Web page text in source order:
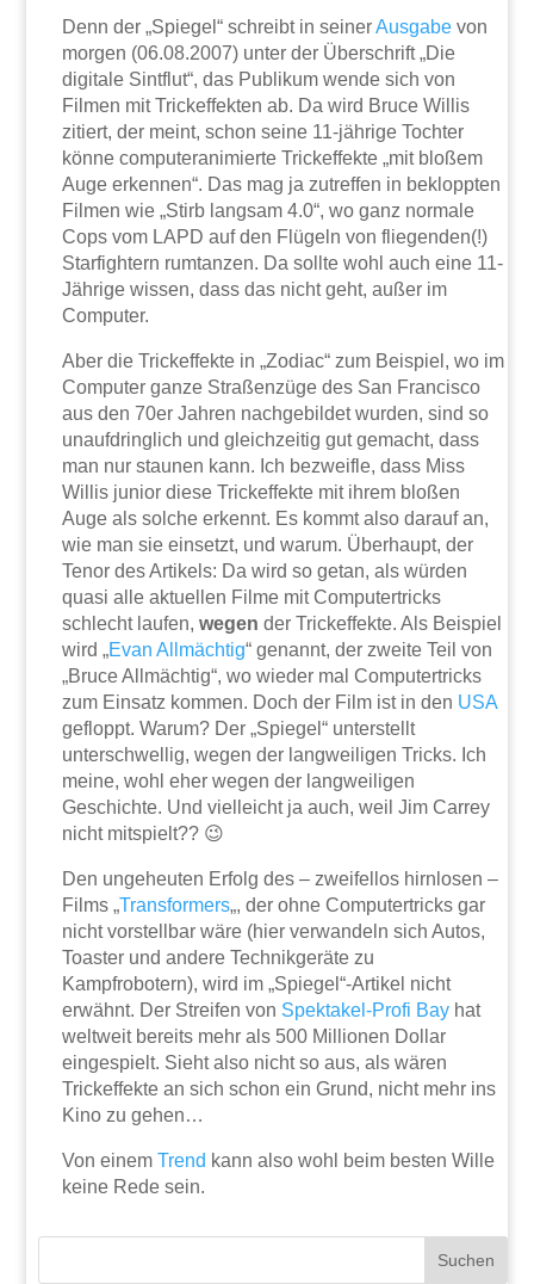
Denn der „Spiegel“ schreibt in seinerAusgabe von
morgen (06.08.2007) unter der Überschrift „Die
digitale Sintflut“, das Publikum wende sich von
Filmen mit Trickeffekten ab. Da wird Bruce Willis
zitiert, der meint, schon seine 11-jährige Tochter
könne computeranimierte Trickeffekte „mit bloßem
Auge erkennen“. Das mag ja zutreffen in bekloppten
Filmen wie „Stirb langsam 4.0“, wo ganz normale
Cops vom LAPD auf den Flügeln von fliegenden(!)
Starfightern rumtanzen. Da sollte wohl auch eine 11-
Jährige wissen, dass das nicht geht, außer im
Computer.
Aber die Trickeffekte in „Zodiac“ zum Beispiel, wo im
Computer ganze Straßenzüge des San Francisco
aus den 70er Jahren nachgebildet wurden, sind so
unaufdringlich und gleichzeitig gut gemacht, dass
man nur staunen kann. Ich bezweifle, dass Miss
Willis junior diese Trickeffekte mit ihrem bloßen
Auge als solche erkennt. Es kommt also darauf an,
wie man sie einsetzt, und warum. Überhaupt, der
Tenor des Artikels: Da wird so getan, als würden
quasi alle aktuellen Filme mit Computertricks
schlecht laufen,wegender Trickeffekte. Als Beispiel
wird „Evan Allmächtig“ genannt, der zweite Teil von
„Bruce Allmächtig“, wo wieder mal Computertricks
zum Einsatz kommen. Doch der Film ist in den USA
gefloppt. Warum? Der „Spiegel“ unterstellt
unterschwellig, wegen der langweiligen Tricks. Ich
meine, wohl eher wegen der langweiligen
Geschichte. Und vielleicht ja auch, weil Jim Carrey
nicht mitspielt?? 😉
Den ungeheuten Erfolg des – zweifellos hirnlosen –
Films „Transformers„, der ohne Computertricks gar
nicht vorstellbar wäre (hier verwandeln sich Autos,
Toaster und andere Technikgeräte zu
Kampfrobotern), wird im „Spiegel“-Artikel nicht
erwähnt. Der Streifen von Spektakel-Profi Bay hat
weltweit bereits mehr als 500 Millionen Dollar
eingespielt. Sieht also nicht so aus, als wären
Trickeffekte an sich schon ein Grund, nicht mehr ins
Kino zu gehen…
Von einemTrend kann also wohl beim besten Wille
keine Rede sein.